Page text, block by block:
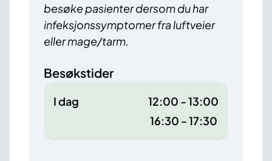
besøke pasienter dersom du har
infeksjonssymptomer fra luftveier
eller mage/tarm.
Besøkstider
I dag
12:00 - 13:00
16:30 - 17:30